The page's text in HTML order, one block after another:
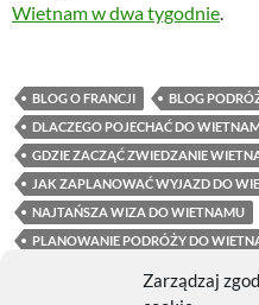
Wietnam w dwa tygodnie.
BLOG O FRANCJI
BLOG
DLACZEGO POJECHAĆ DO
GDZIE ZACZĄĆ ZWIEDZANIE
JAK ZAPLANOWAĆ WYJAZD DO
NAJTAŃSZA WIZA DO WIETNAMU
PLANOWANIE PODRÓŻY DO
RODZAJU WIZY DO WIETNAMU
Zarządzaj